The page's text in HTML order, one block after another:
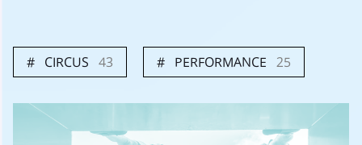
CIRCUS 43 PERFORMANCE 25